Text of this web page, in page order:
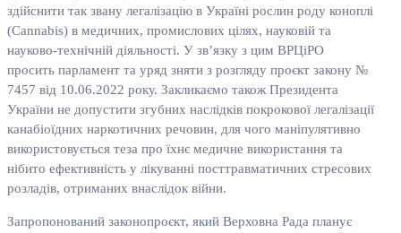
здійснити так звану легалізацію в Україні рослин роду коноплі
(Cannabis) в медичних, промислових цілях, науковій та
науково-технічній діяльності. У зв’язку з цим ВРЦіРО
просить парламент та уряд зняти з розгляду проєкт закону №
7457 від 10.06.2022 року. Закликаємо також Президента
України не допустити згубних наслідків покрокової легалізації
канабіоїдних наркотичних речовин, для чого маніпулятивно
використовується теза про їхнє медичне використання та
нібито ефективність у лікуванні посттравматичних стресових
розладів, отриманих внаслідок війни.
Запропонований законопроєкт, який Верховна Рада планує